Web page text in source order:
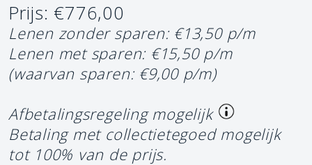
Prijs: €776,00
Lenen zonder sparen: €13,50 p/m
Lenen met sparen: €15,50 p/m
(waarvan sparen: €9,00 p/m)
Afbetalingsregeling mogelijk
Betaling met collectietegoed mogelijk
tot 100% van de prijs.